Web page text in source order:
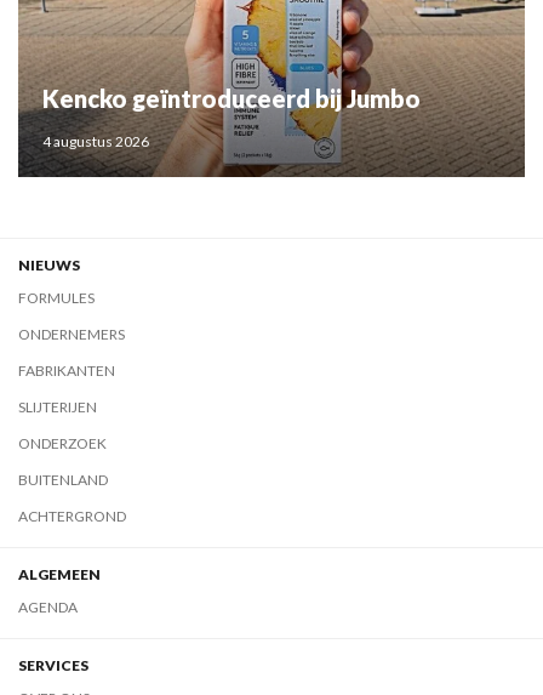
Kencko geïntroduceerd bij Jumbo
4 augustus 2026
NIEUWS
FORMULES
ONDERNEMERS
FABRIKANTEN
SLIJTERIJEN
ONDERZOEK
BUITENLAND
ACHTERGROND
ALGEMEEN
AGENDA
SERVICES